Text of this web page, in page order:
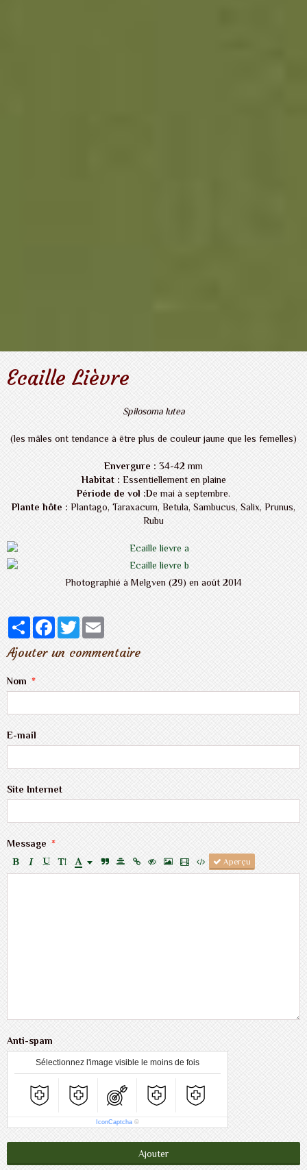
Ecaille Lièvre
Spilosoma lutea
(les mâles ont tendance à être plus de couleur jaune que les femelles)
Envergure :34-42 mm
Habitat :Essentiellement en plaine
Période de vol :De mai à septembre.
Plante hôte :Plantago, Taraxacum, Betula, Sambucus, Salix, Prunus,
Rubu
Photographié à Melgven (29) en août 2014
PartagerFacebook
TwitterEmail
Ajouter un commentaire
Nom
E-mail
Site Internet
Message
Aperçu
Anti-spam
Sélectionnez l'image visible le moins de fois
IconCaptcha ©
Ajouter